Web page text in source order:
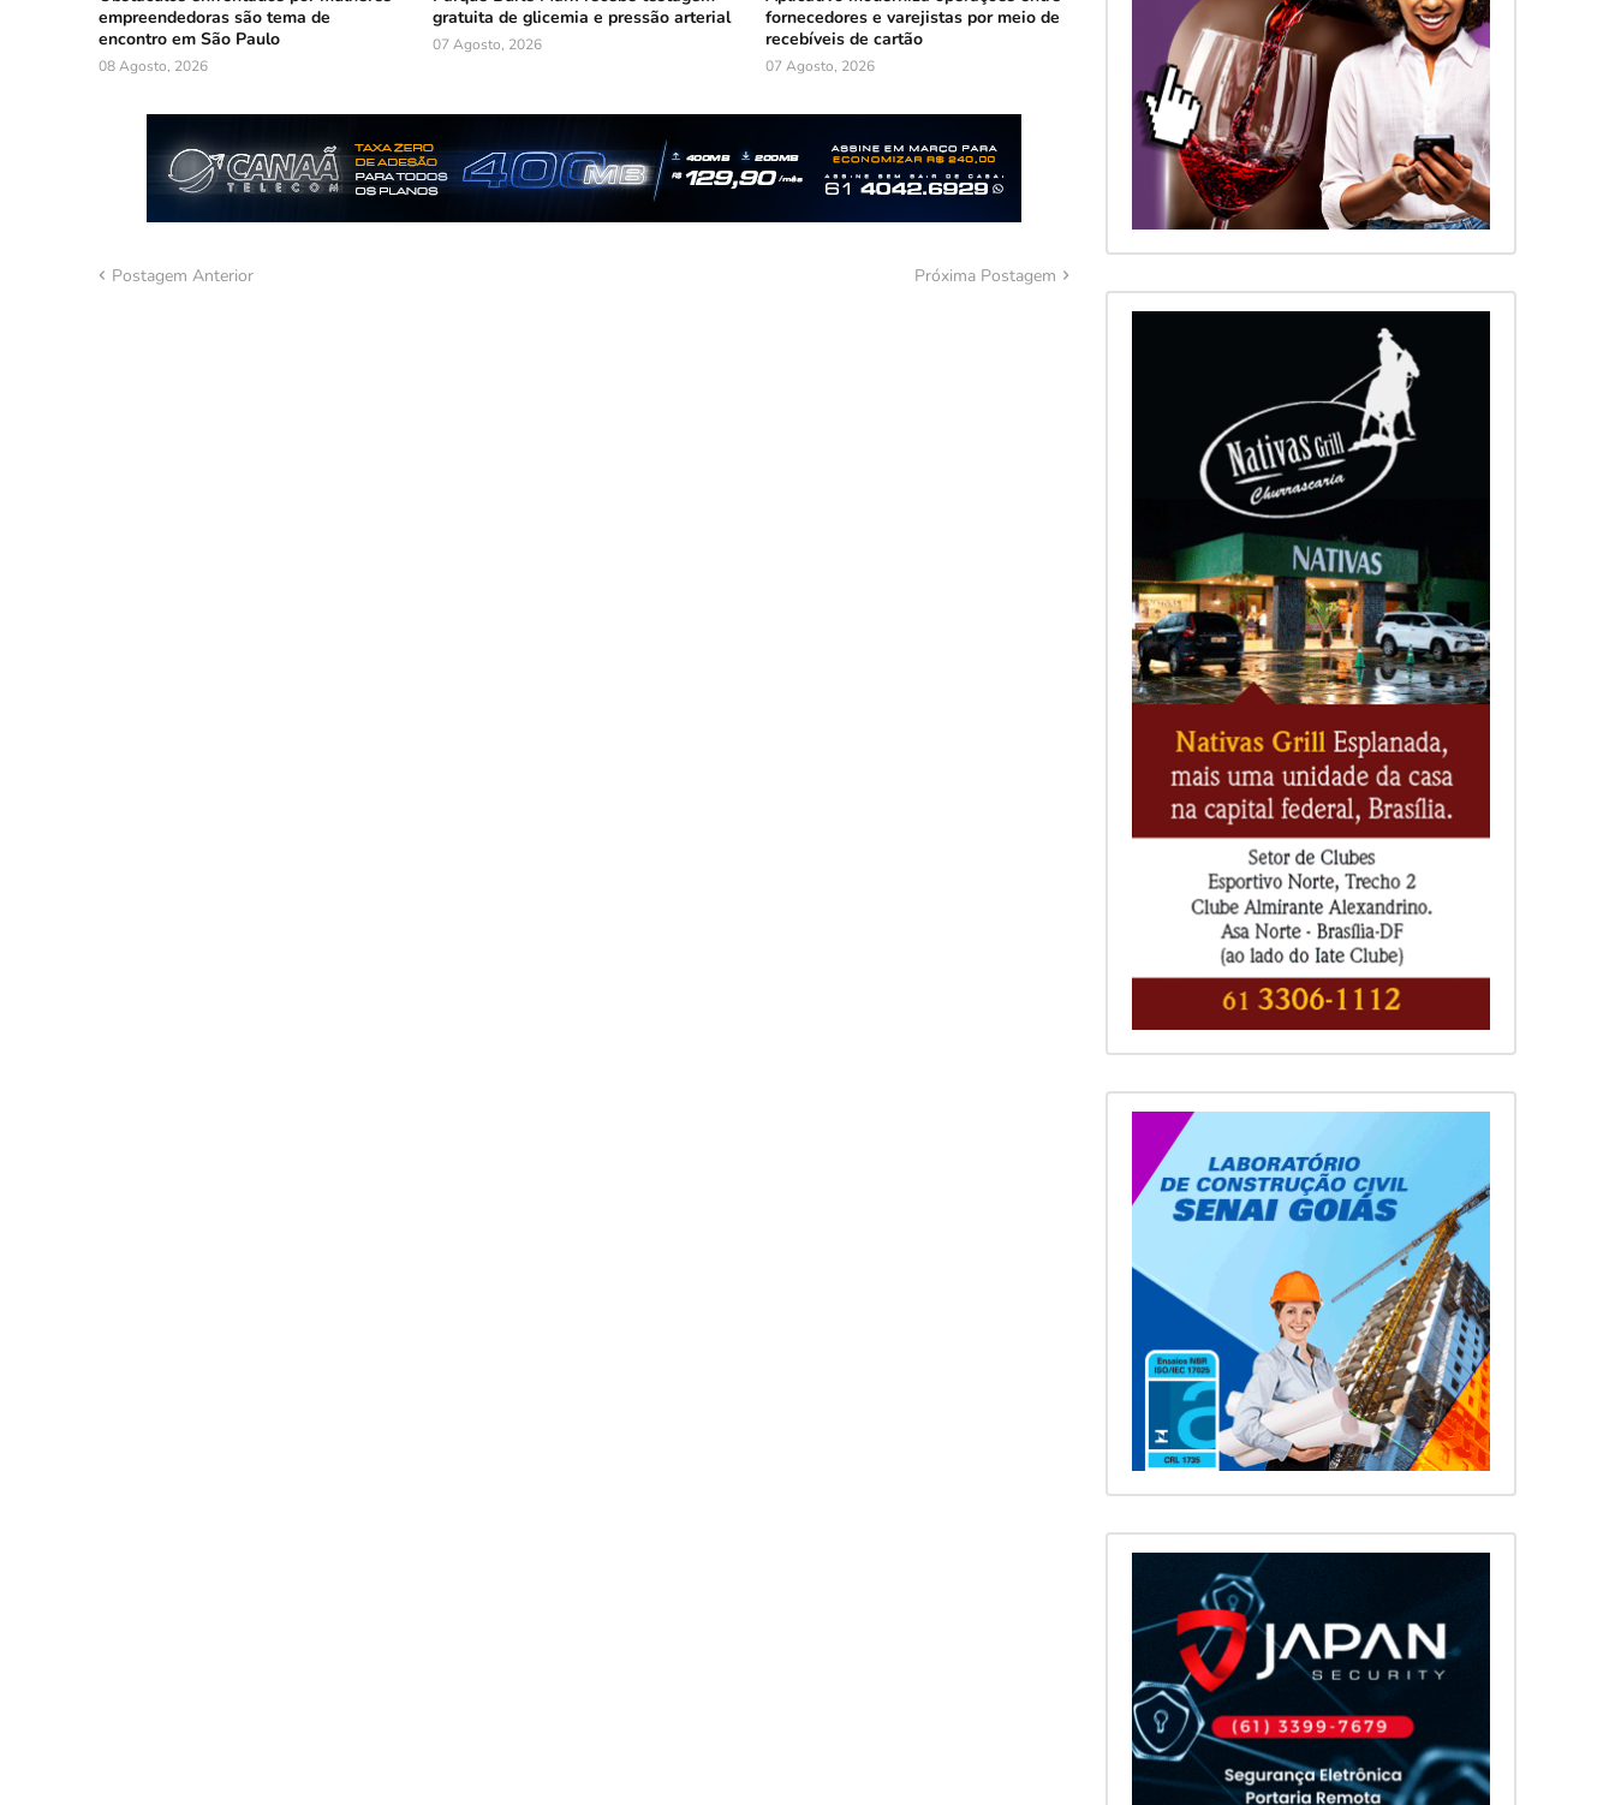
empreendedoras são tema de
encontro em São Paulo
08 Agosto, 2026
gratuita de glicemia e pressão arterial
07 Agosto, 2026
fornecedores e varejistas por meio de
recebíveis de cartão
07 Agosto, 2026
Postagem Anterior Próxima Postagem